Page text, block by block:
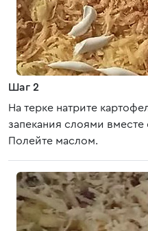
Шаг 2
На терке натрите
запекания слоями
Полейте маслом.